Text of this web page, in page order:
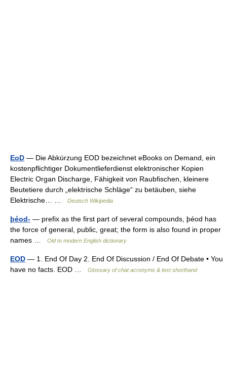
EoD — Die Abkürzung EOD bezeichnet eBooks on Demand, ein
kostenpflichtiger Dokumentlieferdienst elektronischer Kopien
Electric Organ Discharge, Fähigkeit von Raubfischen, kleinere
Beutetiere durch „elektrische Schläge“ zu betäuben, siehe
Elektrische… …
Deutsch Wikipedia
þéod- — prefix as the first part of several compounds, þéod has
the force of general, public, great; the form is also found in proper
names …
Old to modern English dictionary
EOD — 1. End Of Day 2. End Of Discussion / End Of Debate • You
have no facts. EOD …
Glossary of chat acronyms & text shorthand